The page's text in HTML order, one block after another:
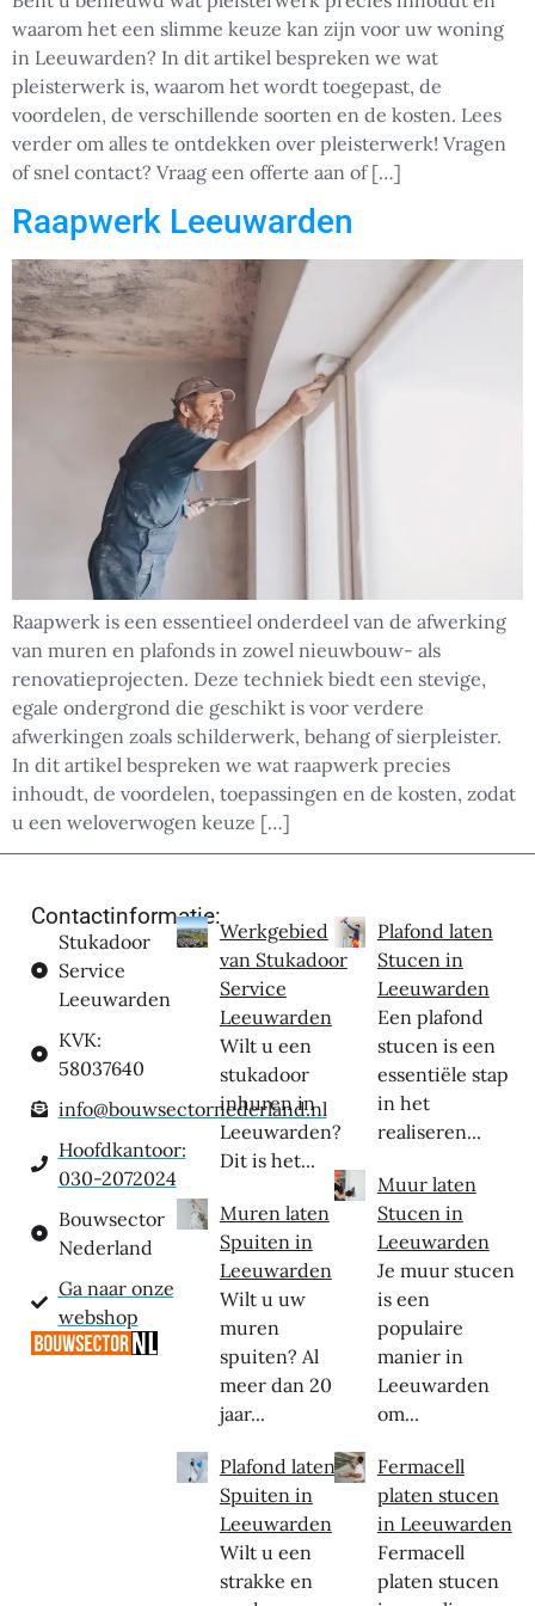
waarom het een slimme keuze kan zijn voor uw woning
in Leeuwarden? In dit artikel bespreken we wat
pleisterwerk is, waarom het wordt toegepast, de
voordelen, de verschillende soorten en de kosten. Lees
verder om alles te ontdekken over pleisterwerk! Vragen
of snel contact? Vraag een offerte aan of […]
Raapwerk Leeuwarden
Raapwerk is een essentieel onderdeel van de afwerking
van muren en plafonds in zowel nieuwbouw- als
renovatieprojecten. Deze techniek biedt een stevige,
egale ondergrond die geschikt is voor verdere
afwerkingen zoals schilderwerk, behang of sierpleister.
In dit artikel bespreken we wat raapwerk precies
inhoudt, de voordelen, toepassingen en de kosten, zodat
u een weloverwogen keuze […]
Contactinformatie:
Stukadoor
Service
Leeuwarden
KVK:
58037640
info@bouwsectornederland.nl
Hoofdkantoor:
030-2072024
Bouwsector
Nederland
Ga naar onze
webshop
Werkgebied
van Stukadoor
Service
Leeuwarden
Wilt u een
stukadoor
inhuren in
Leeuwarden?
Dit is het...
Muren laten
Spuiten in
Leeuwarden
Wilt u uw
muren
spuiten? Al
meer dan 20
jaar...
Plafond laten
Spuiten in
Leeuwarden
Wilt u een
strakke en
Plafond laten
Stucen in
Leeuwarden
Een plafond
stucen is een
essentiële stap
in het
realiseren...
Muur laten
Stucen in
Leeuwarden
Je muur stucen
is een
populaire
manier in
Leeuwarden
om...
Fermacell
platen stucen
in Leeuwarden
Fermacell
platen stucen